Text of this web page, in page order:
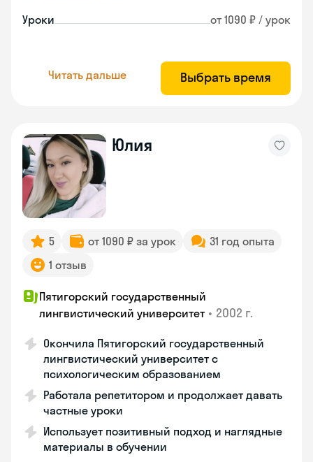
Уроки от 1090 ₽ / урок
Читать дальше Выбрать время
Юлия
5 от 1090 ₽ за урок
31 год опыта
1 отзыв
Пятигорский государственный
лингвистический университет • 2002 г.
Окончила Пятигорский государственный
лингвистический университет с
психологическим образованием
Работала репетитором и продолжает давать
частные уроки
Использует позитивный подход и наглядные
материалы в обучении